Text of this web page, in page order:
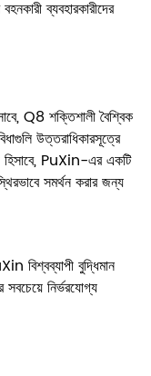
ব্যবহারকারীদের
Q8 শক্তিশালী বৈশ্বিক
উত্তরাধিকারসূত্রে
হিসাবে, PuXin-এর একটি
সমর্থন করার জন্য
বিশ্বব্যাপী বুদ্ধিমান
নির্ভরযোগ্য